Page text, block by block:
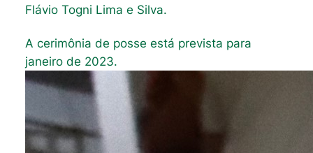
Flávio Togni Lima e Silva.
A cerimônia de posse está prevista para
janeiro de 2023.